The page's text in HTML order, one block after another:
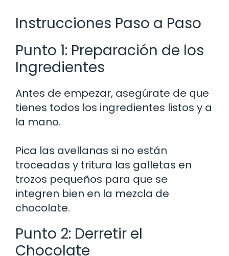
Instrucciones Paso a Paso
Punto 1: Preparación de los
Ingredientes
Antes de empezar, asegúrate de que
tienes todos los ingredientes listos y a
la mano.
Pica las avellanas si no están
troceadas y tritura las galletas en
trozos pequeños para que se
integren bien en la mezcla de
chocolate.
Punto 2: Derretir el
Chocolate